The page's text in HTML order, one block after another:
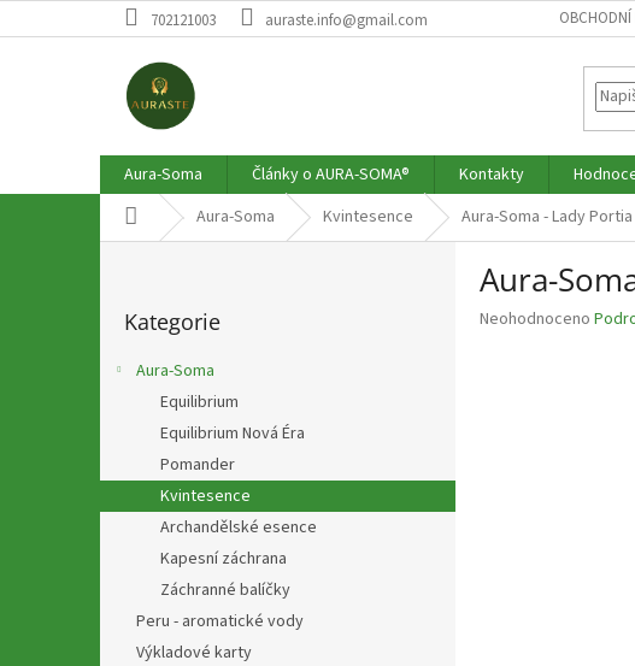
na
702121003 auraste.info@gmail.com
Aura-Soma Články o AURA-SOMA® Kontakty
Domů Aura-Soma Kvintesence Aura-Soma - Lady
a
kategorie
Kategorie
Aura-Soma
Equilibrium
Equilibrium Nová Éra
Pomander
Kvintesence
Archandělské esence
Kapesní záchrana
Záchranné balíčky
Peru - aromatické vody
Výkladové karty
Aura-
Průměrné
Neohodnoceno